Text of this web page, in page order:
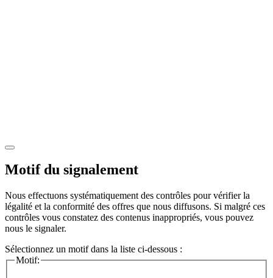
Motif du signalement
Nous effectuons systématiquement des contrôles pour vérifier la
légalité et la conformité des offres que nous diffusons. Si malgré ces
contrôles vous constatez des contenus inappropriés, vous pouvez
nous le signaler.
Sélectionnez un motif dans la liste ci-dessous :
Motif: